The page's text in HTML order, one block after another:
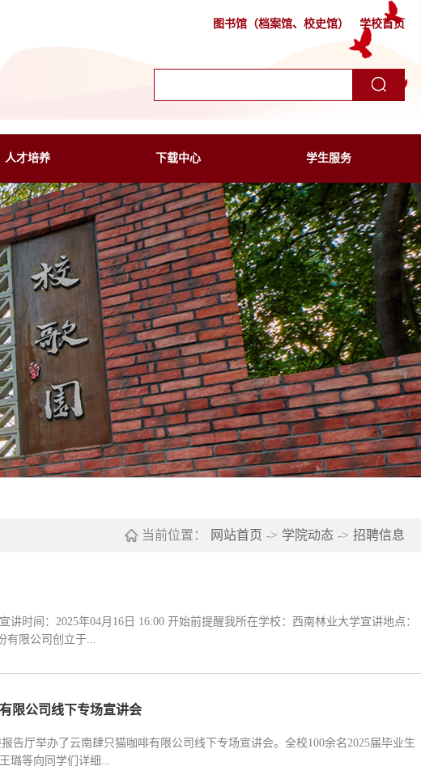
学校首页
图书馆（档案馆、校史馆）
人才培养 下载中心 学生服务
当前位置： 网站首页 -> 学院动态 -> 招聘信息
有限公司创立于...
限公司线下专场宣讲会
告厅举办了云南肆只猫咖啡有限公司线下专场宣讲会。全校100余名2025届毕业生
璐等向同学们详细...